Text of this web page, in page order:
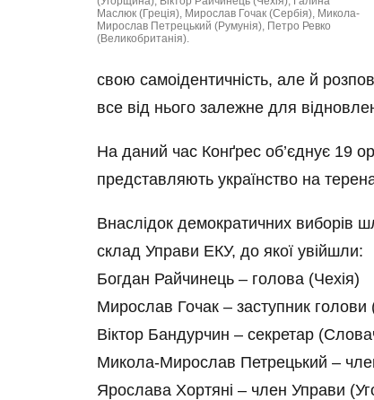
Маслюк (Греція), Мирослав Гочак (Сербія), Микола-
Мирослав Петрецький (Румунія), Петро Ревко
(Великобританія).
свою самоідентичність, але й
все від нього залежне для
На даний час Конґрес об’єднує 19
представляють українство на
Внаслідок демократичних виборів
склад Управи ЕКУ, до якої увійшли:
Богдан Райчинець – голова (Чехія)
Мирослав Гочак – заступник голови
Віктор Бандурчин – секретар
Микола-Мирослав Петрецький –
Ярослава Хортяні – член Управи